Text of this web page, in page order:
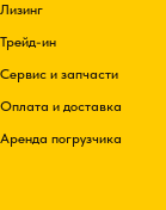
Лизинг
Трейд-ин
Сервис и запчасти
Оплата и доставка
Аренда погрузчика